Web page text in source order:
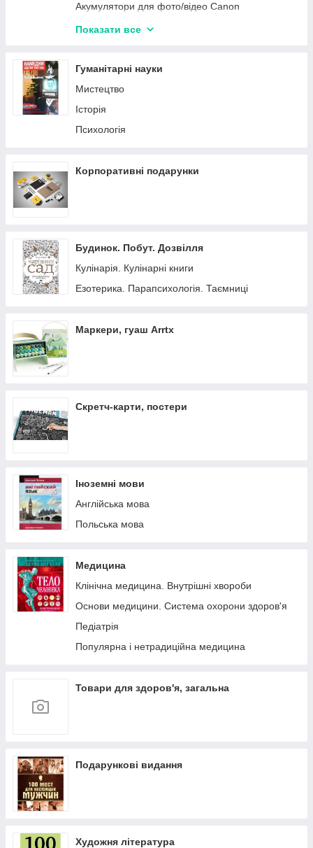
Акумулятори для фото/відео Canon
Акумулятори для фото/відео техніки Sony
Акумулятори для фото/відео техніки Samsung
Акумулятори для фото/відео техніки Panasonic
Показати все
Гуманітарні науки
Мистецтво
Історія
Психологія
Корпоративні подарунки
Будинок. Побут. Дозвілля
Кулінарія. Кулінарні книги
Езотерика. Парапсихологія. Таємниці
Маркери, гуаш Arrtx
Скретч-карти, постери
Іноземні мови
Англійська мова
Польська мова
Медицина
Клінічна медицина. Внутрішні хвороби
Основи медицини. Система охорони здоров'я
Педіатрія
Популярна і нетрадиційна медицина
Товари для здоров'я, загальна
Подарункові видання
Художня література